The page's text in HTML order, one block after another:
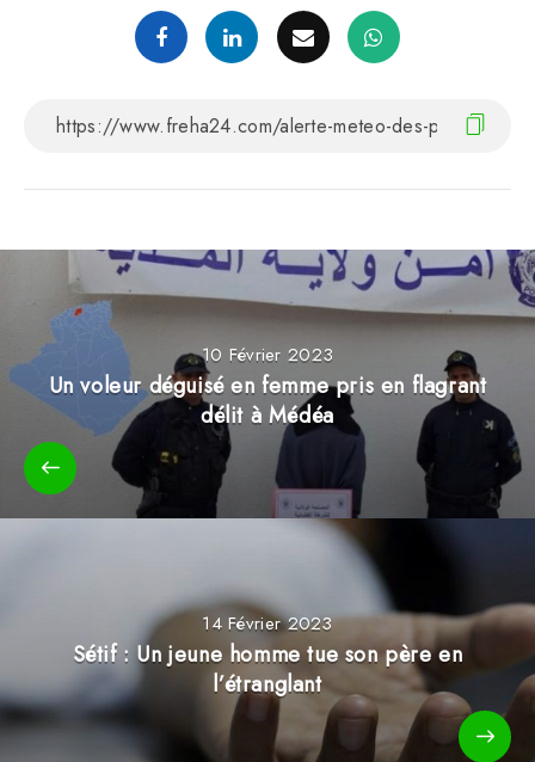
10 Février 2023
Un voleur déguisé en femme pris en flagrant
délit à Médéa
14 Février 2023
Sétif : Un jeune homme tue son père en
l’étranglant